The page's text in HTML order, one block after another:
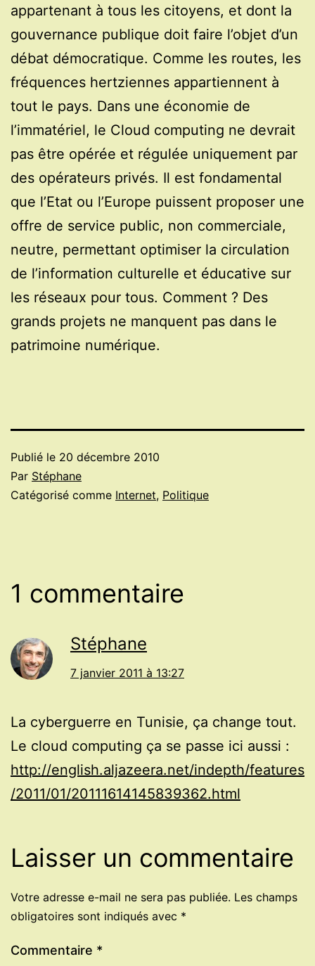
appartenant à tous les citoyens, et dont la
gouvernance publique doit faire l’objet d’un
débat démocratique. Comme les routes, les
fréquences hertziennes appartiennent à
tout le pays. Dans une économie de
l’immatériel, le Cloud computing ne devrait
pas être opérée et régulée uniquement par
des opérateurs privés. Il est fondamental
que l’Etat ou l’Europe puissent proposer une
offre de service public, non commerciale,
neutre, permettant optimiser la circulation
de l’information culturelle et éducative sur
les réseaux pour tous. Comment ? Des
grands projets ne manquent pas dans le
patrimoine numérique.
Publié le 20 décembre 2010
Par Stéphane
Catégorisé comme Internet, Politique
1 commentaire
Stéphane
7 janvier 2011 à 13:27
La cyberguerre en Tunisie, ça change tout.
Le cloud computing ça se passe ici aussi :
http://english.aljazeera.net/indepth/features
/2011/01/20111614145839362.html
Laisser un commentaire
Votre adresse e-mail ne sera pas publiée. Les champs
obligatoires sont indiqués avec *
Commentaire *